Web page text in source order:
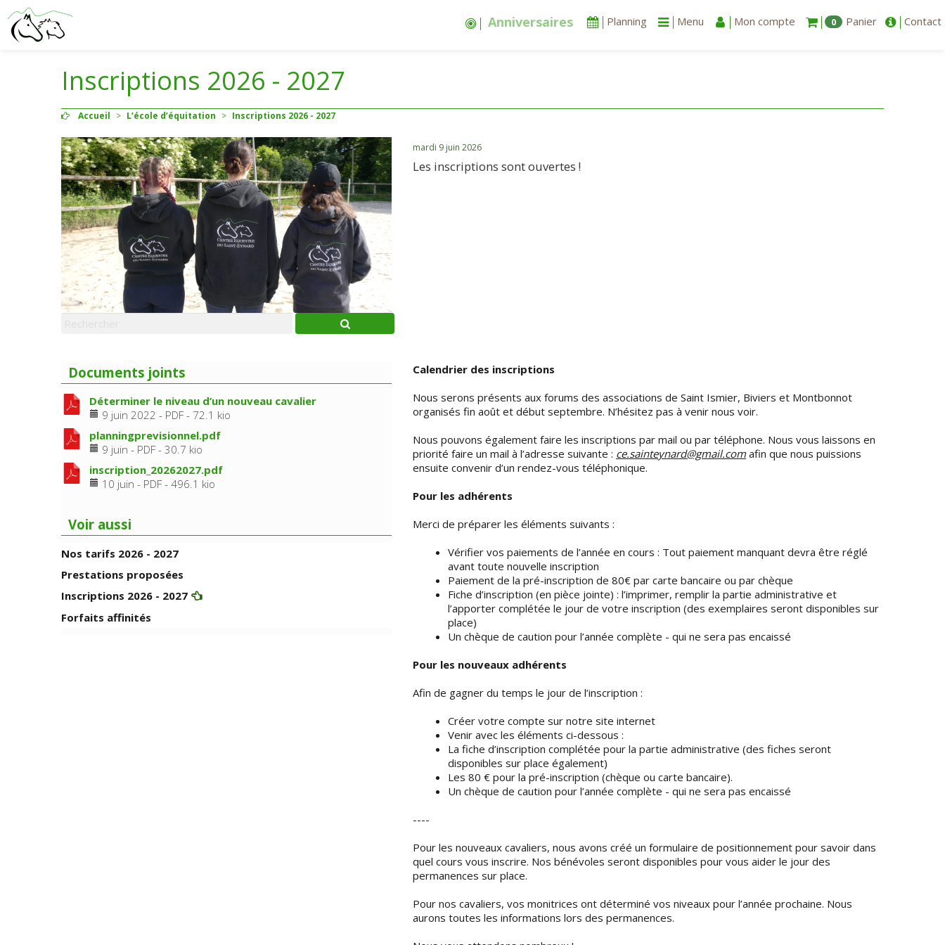
Balades Planning Menu Mon compte 0 Panier Contact
Inscriptions 2026 - 2027
Accueil > L’école d’équitation > Inscriptions 2026 - 2027
mardi 9 juin 2026
Les inscriptions sont ouvertes !
Calendrier des inscriptions
Nous serons présents aux forums des associations de Saint Ismier, Biviers et Montbonnot
organisés fin août et début septembre. N’hésitez pas à venir nous voir.
Nous pouvons également faire les inscriptions par mail ou par téléphone. Nous vous laissons en
priorité faire un mail à l’adresse suivante : ce.sainteynard@gmail.comafin que nous puissions
ensuite convenir d’un rendez-vous téléphonique.
Pour les adhérents
Merci de préparer les éléments suivants :
Vérifier vos paiements de l’année en cours : Tout paiement manquant devra être réglé
avant toute nouvelle inscription
Paiement de la pré-inscription de 80€ par carte bancaire ou par chèque
Fiche d’inscription (en pièce jointe) : l’imprimer, remplir la partie administrative et
l’apporter complétée le jour de votre inscription (des exemplaires seront disponibles sur
place)
Un chèque de caution pour l’année complète - qui ne sera pas encaissé
Pour les nouveaux adhérents
Afin de gagner du temps le jour de l’inscription :
Créer votre compte sur notre site internet
Venir avec les éléments ci-dessous :
La fiche d’inscription complétée pour la partie administrative (des fiches seront
disponibles sur place également)
Les 80 € pour la pré-inscription (chèque ou carte bancaire).
Un chèque de caution pour l’année complète - qui ne sera pas encaissé
----
Pour les nouveaux cavaliers, nous avons créé un formulaire de positionnement pour savoir dans
quel cours vous inscrire. Nos bénévoles seront disponibles pour vous aider le jour des
permanences sur place.
Pour nos cavaliers, vos monitrices ont déterminé vos niveaux pour l’année prochaine. Nous
aurons toutes les informations lors des permanences.
Documents joints
Déterminer le niveau d’un nouveau cavalier
9 juin 2022 - PDF - 72.1 kio
planningprevisionnel.pdf
9 juin - PDF - 30.7 kio
inscription_20262027.pdf
10 juin - PDF - 496.1 kio
Voir aussi
Nos tarifs 2026 - 2027
Prestations proposées
Inscriptions 2026 - 2027
Forfaits affinités